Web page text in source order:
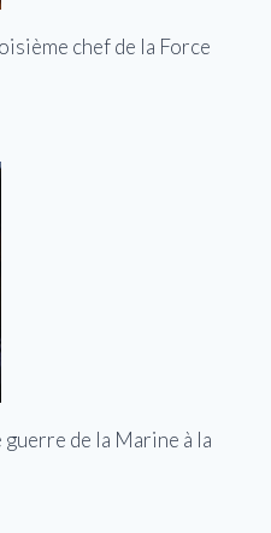
chef de la Force
de la Marine à la